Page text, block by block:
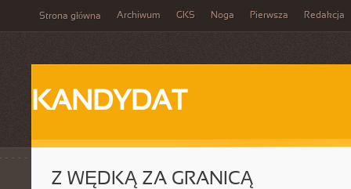
Strona główna Archiwum GKS Noga Pierwsza Redakcja
KANDYDAT
Z WĘDKĄ ZA GRANICĄ